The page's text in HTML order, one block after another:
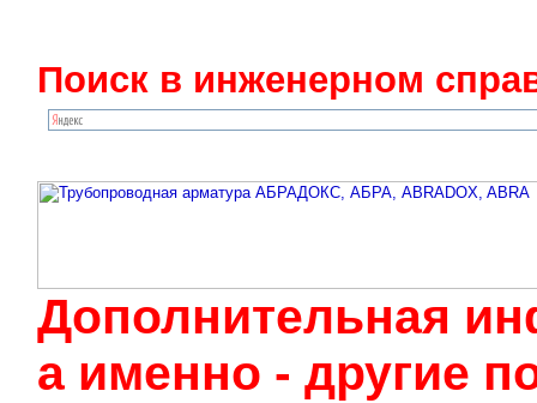
Поиск в инженерном
Дополнительная
а именно - другие